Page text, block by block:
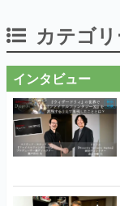
カテゴ
インタビュー